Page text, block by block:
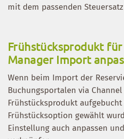
mit dem passenden
Frühstücksprodukt
Manager Import
Wenn beim Import der
Buchungsportalen via
Frühstücksprodukt
Frühstücksoption gewählt
Einstellung auch anpassen